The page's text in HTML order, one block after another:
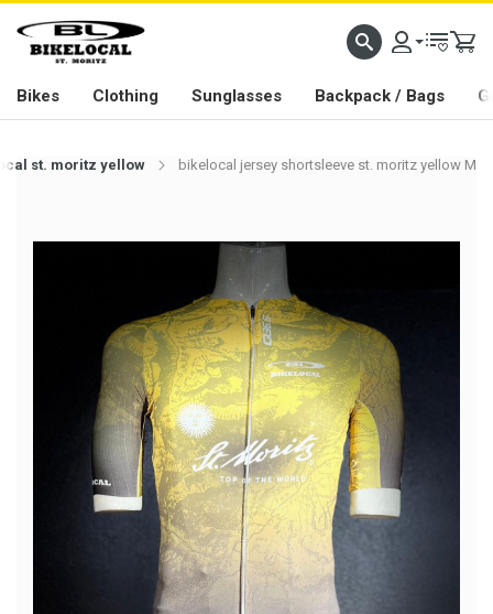
PASSION IN ALL WE DO
Bikes Clothing Sunglasses Backpack / Bags
st. moritz yellow bikelocal jersey shortsleeve st. moritz yellow M